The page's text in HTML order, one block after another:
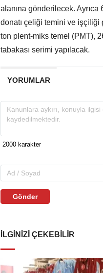
alanına gönderilecek.
donatı çeliği temini ve işçiliği
ton plent-miks temel (PMT),
tabakası serimi yapılacak.
YORUMLAR
Gönder
İLGINIZI ÇEKEBILIR